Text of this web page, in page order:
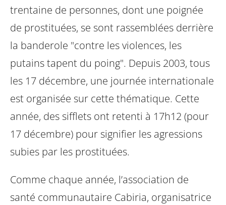
trentaine de personnes, dont une poignée
de prostituées, se sont rassemblées derrière
la banderole "contre les violences, les
putains tapent du poing". Depuis 2003, tous
les 17 décembre, une journée internationale
est organisée sur cette thématique. Cette
année, des sifflets ont retenti à 17h12 (pour
17 décembre) pour signifier les agressions
subies par les prostituées.
Comme chaque année, l’association de
santé communautaire Cabiria, organisatrice